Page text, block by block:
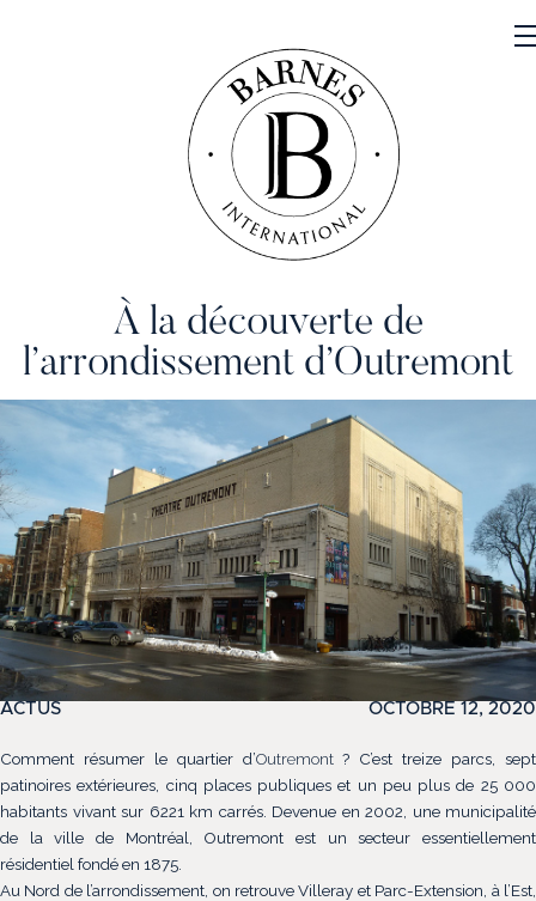
NOS PROPRIÉTÉS
VENDRE
NOTRE FAMILLE
CONTACT
À la découverte de
l’arrondissement d’Outremont
ACTUS OCTOBRE 12, 2020
Comment résumer le quartier d’Outremont? C’est treize parcs, sept
patinoires extérieures, cinq places publiques et un peu plus de 25 000
habitants vivant sur 6221 km carrés. Devenue en 2002, une municipalité
de la ville de Montréal, Outremont est un secteur essentiellement
résidentiel fondé en 1875.
Au Nord de l’arrondissement, on retrouve Villeray et Parc-Extension, à l’Est,